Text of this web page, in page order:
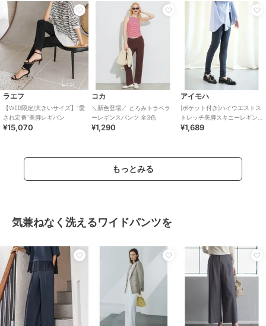
ラエフ
【WEB限定/大きいサイズ】”愛
され定番”美脚レギパン
¥15,070
コカ
＼新色登場／ とろみトラベラ
ーレギンスパンツ 全3色
¥1,290
アイモハ
[ポケット付き]ハイウエストス
トレッチ美脚スキニーレギン
スパンツ
¥1,689
もっとみる
気兼ねなく洗えるワイドパンツを